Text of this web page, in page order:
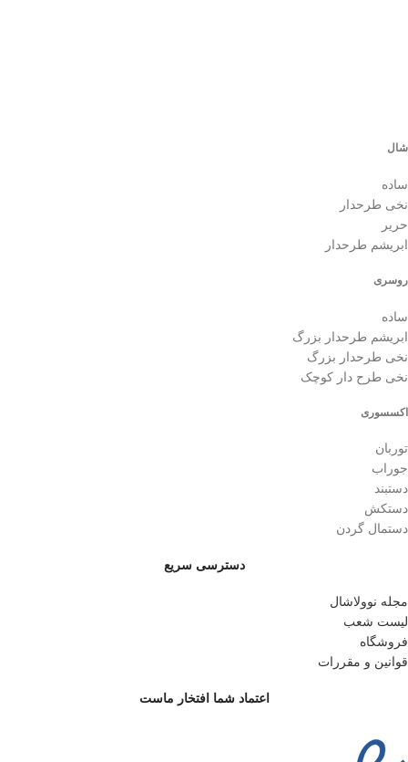
شال
ساده
نخی طرحدار
حریر
ابریشم طرحدار
روسری
ساده
ابریشم طرحدار بزرگ
نخی طرحدار بزرگ
نخی طرح دار کوچک
اکسسوری
توربان
جوراب
دستبند
دستکش
دستمال گردن
دسترسی سریع
مجله نوولاشال
لیست شعب
فروشگاه
قوانین و مقررات
اعتماد شما افتخار ماست